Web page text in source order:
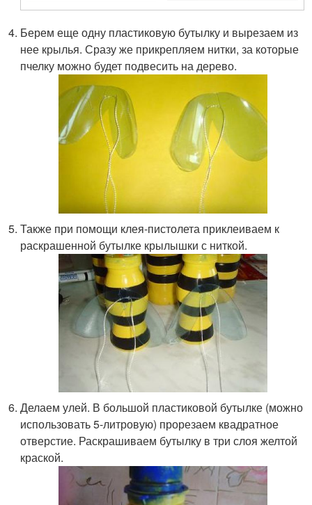
Берем еще одну пластиковую бутылку и вырезаем из
нее крылья. Сразу же прикрепляем нитки, за которые
пчелку можно будет подвесить на дерево.
Также при помощи клея-пистолета приклеиваем к
раскрашенной бутылке крылышки с ниткой.
Делаем улей. В большой пластиковой бутылке (можно
использовать 5-литровую) прорезаем квадратное
отверстие. Раскрашиваем бутылку в три слоя желтой
краской.